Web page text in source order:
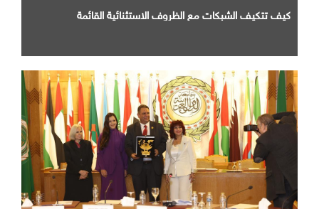
كيف تتكيف الشبكات مع الظروف الاستثنائية القائمة